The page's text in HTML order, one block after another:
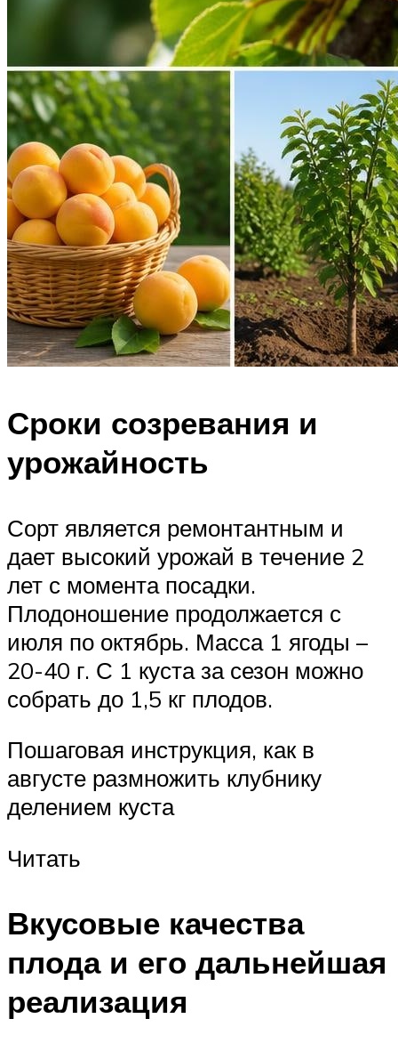
Сроки созревания и
урожайность
Сорт является ремонтантным и
дает высокий урожай в течение 2
лет с момента посадки.
Плодоношение продолжается с
июля по октябрь. Масса 1 ягоды –
20-40 г. С 1 куста за сезон можно
собрать до 1,5 кг плодов.
Пошаговая инструкция, как в
августе размножить клубнику
делением куста
Читать
Вкусовые качества
плода и его дальнейшая
реализация